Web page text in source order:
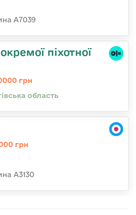
А7039
піхотної
грн
область
грн
А3130